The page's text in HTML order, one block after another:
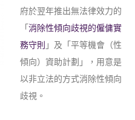
府於翌年推出無法律效力的
「消除性傾向歧視的僱傭實
務守則 」及「平等機會（性
傾向）資助計劃」，用意是
以非立法的方式消除性傾向
歧視。